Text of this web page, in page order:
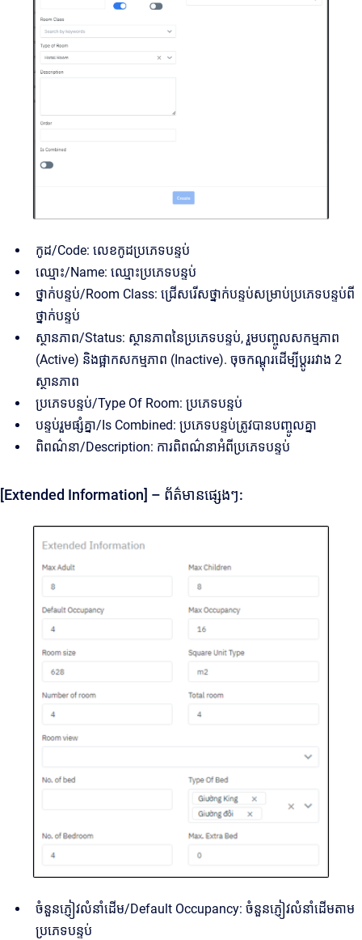
កូដ/Code: លេខកូដប្រភេទបន្ទប់
ឈ្មោះ/Name: ឈ្មោះប្រភេទបន្ទប់
ថ្នាក់បន្ទប់/Room Class: ជ្រើសរើសថ្នាក់បន្ទប់សម្រាប់ប្រភេទបន្ទប់ពី
ថ្នាក់បន្ទប់
ស្ថានភាព/Status: ស្ថានភាពនៃប្រភេទបន្ទប់, រួមបញ្ចូលសកម្មភាព
(Active) និងផ្អាកសកម្មភាព (Inactive). ចុចកណ្តុរដើម្បីប្តូររវាង 2
ស្ថានភាព
ប្រភេទបន្ទប់/Type Of Room: ប្រភេទបន្ទប់
បន្ទប់រួមផ្សំគ្នា/Is Combined: ប្រភេទបន្ទប់ត្រូវបានបញ្ចូលគ្នា
ពិពណ៌នា/Description: ការពិពណ៌នាអំពីប្រភេទបន្ទប់
[Extended Information] – ព័ត៌មានផ្សេងៗ:
ចំនួនភ្ញៀវលំនាំដើម/Default Occupancy: ចំនួនភ្ញៀវលំនាំដើមតាម
ប្រភេទបន្ទប់